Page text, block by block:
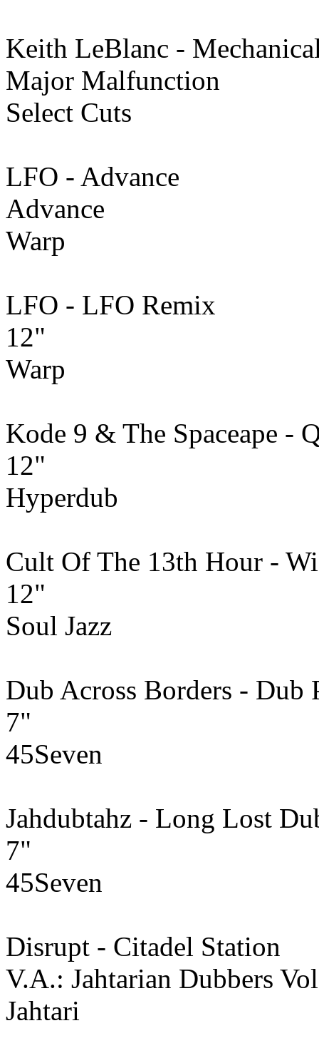
Keith LeBlanc -
Major Malfunction
Select Cuts
LFO - Advance
Advance
Warp
LFO - LFO Remix
12"
Warp
Kode 9 & The Spaceape -
12"
Hyperdub
Cult Of The 13th Hour -
12"
Soul Jazz
Dub Across Borders - Dub
7"
45Seven
Jahdubtahz - Long Lost
7"
45Seven
Disrupt - Citadel Station
V.A.: Jahtarian Dubbers
Jahtari